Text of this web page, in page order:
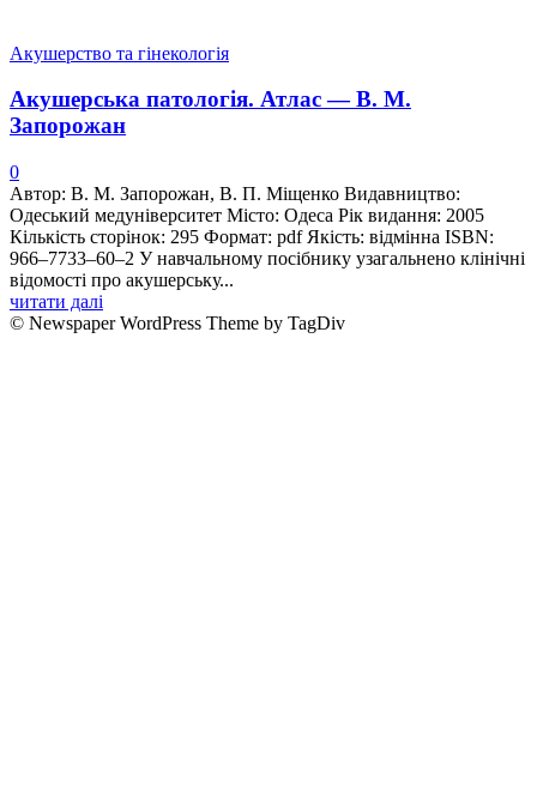
Акушерство та гінекологія
Акушерська патологія. Атлас — В. М.
Запорожан
0
Автор: В. М. Запорожан, В. П. Міщенко Видавництво:
Одеський медуніверситет Місто: Одеса Рік видання: 2005
Кількість сторінок: 295 Формат: pdf Якість: відмінна ISBN:
966–7733–60–2 У навчальному посiбнику узагальнено клiнiчнi
вiдомостi про акушерську...
читати далі
© Newspaper WordPress Theme by TagDiv